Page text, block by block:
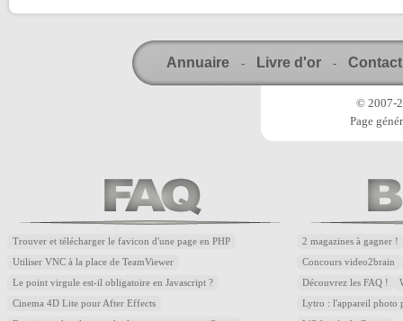
Annuaire - Livre d'or - Contact
© 2007-
Page
Trouver et télécharger le favicon d'une page en PHP
Utiliser VNC à la place de TeamViewer
Le point virgule est-il obligatoire en Javascript ?
Cinema 4D Lite pour After Effects
2 magazines à gagner !
Concours video2brain
Découvrez les FAQ !
Lytro : l'appareil photo